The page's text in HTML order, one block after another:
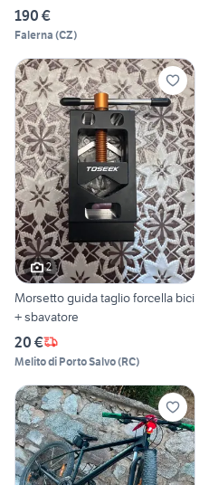
190 €
Falerna (CZ)
2
Morsetto guida taglio forcella bici
+ sbavatore
20 €
Melito di Porto Salvo(RC)